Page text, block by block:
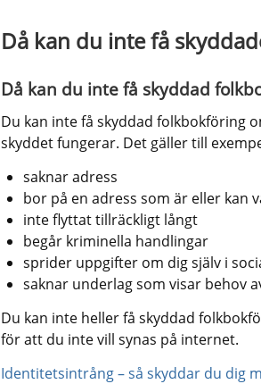
Då kan du inte få
Då kan du inte få skyddad
Du kan inte få skyddad folkbokföring
skyddet fungerar. Det gäller till
saknar adress
bor på en adress som är eller kan
inte flyttat tillräckligt långt
begår kriminella handlingar
sprider uppgifter om dig själv i
saknar underlag som visar behov
Du kan inte heller få skyddad
för att du inte vill synas på internet.
Identitetsintrång – så skyddar du dig